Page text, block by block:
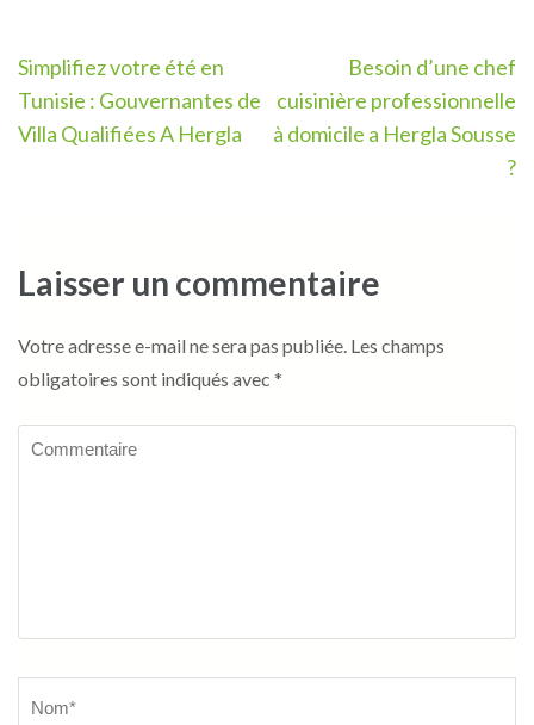
Navigation
de
l’article
Simplifiez votre été en
Tunisie : Gouvernantes de
Villa Qualifiées A Hergla
Besoin d’une chef
cuisinière professionnelle
à domicile a Hergla Sousse
?
Laisser un commentaire
Votre adresse e-mail ne sera pas publiée. Les champs
obligatoires sont indiqués avec *
Commentaire